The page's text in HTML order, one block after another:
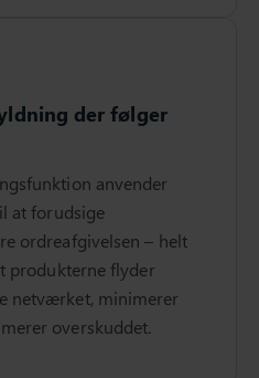
der følger
anvender
at forudsige
ordreafgivelsen – helt
produkterne flyder
netværket, minimerer
overskuddet.